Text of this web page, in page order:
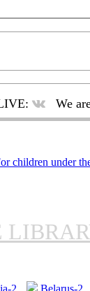
We
2 Belarus-2